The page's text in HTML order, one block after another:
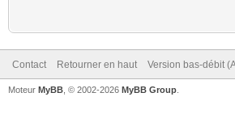
Contact Retourner en haut Version bas-débit
Moteur MyBB , © 2002-2026 MyBB Group